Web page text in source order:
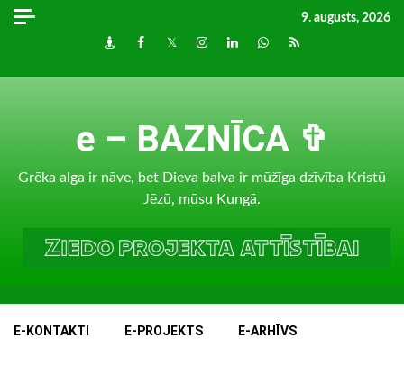
Skip
9. augusts, 2026
DraugiemFacebook
TwitterInstagram
LinkedInwhatsapp
RSS
e – BAZNĪCA ✞
Grēka alga ir nāve, bet Dieva balva ir mūžīga dzīvība Kristū
Jēzū, mūsu Kungā.
E-KONTAKTI E-PROJEKTS E-ARHĪVS